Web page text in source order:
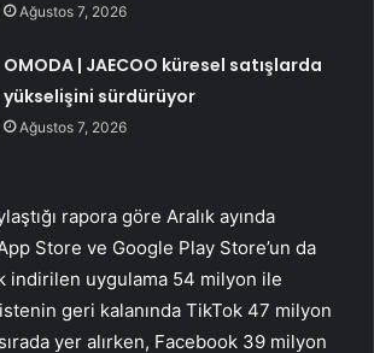
Ağustos 7, 2026
OMODA | JAECOO küresel satışlarda
yükselişini sürdürüyor
Ağustos 7, 2026
rapora göre Aralık ayında
Store ve Google Play Store’un da
indirilen uygulama 54 milyon ile
geri kalanında TikTok 47 milyon
yer alırken, Facebook 39 milyon